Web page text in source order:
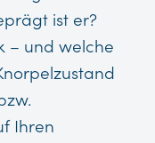
ist er?
– und welche
Ihren